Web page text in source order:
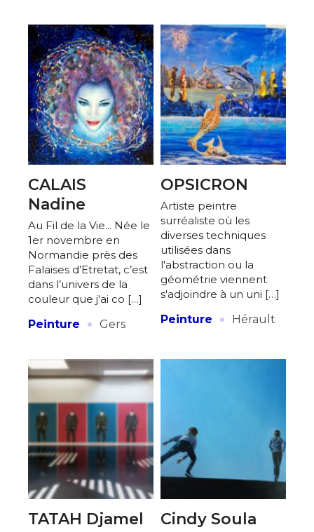
CALAIS
Nadine
Au Fil de la Vie... Née le
1er novembre en
Normandie près des
Falaises d’Etretat, c’est
dans l’univers de la
couleur que j'ai co […]
Peinture
· Gers
OPSICRON
Artiste peintre
surréaliste où les
diverses techniques
utilisées dans
l'abstraction ou la
géométrie viennent
s'adjoindre à un uni […]
Peinture
· Hérault
TATAH Djamel Cindy Soula